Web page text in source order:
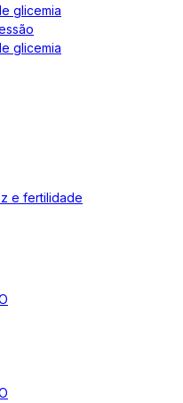
glicemia
glicemia
e fertilidade